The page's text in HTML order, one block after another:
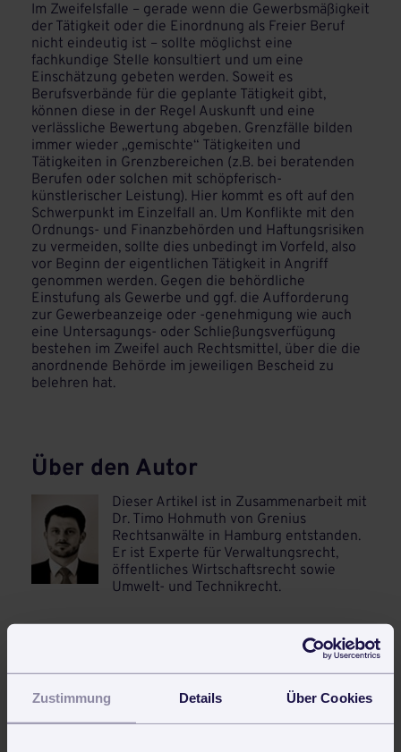
Zustimmung Details Über Cookies
Im Zweifelsfalle – gerade wenn die Gewerbsmäßigkeit
der Tätigkeit oder die Einordnung als Freier Beruf
nicht eindeutig ist – sollte möglichst eine
fachkundige Stelle konsultiert und um eine
Einschätzung gebeten werden. Soweit es
Berufsverbände für die geplante Tätigkeit gibt,
können diese in der Regel Auskunft und eine
verlässliche Bewertung abgeben. Grenzfälle bilden
immer wieder „gemischte“ Tätigkeiten und
Tätigkeiten in Grenzbereichen (z.B. bei beratenden
Berufen oder solchen mit schöpferisch-
künstlerischer Leistung). Hier kommt es oft auf den
Schwerpunkt im Einzelfall an. Um Konflikte mit den
Ordnungs- und Finanzbehörden und Haftungsrisiken
zu vermeiden, sollte dies unbedingt im Vorfeld, also
vor Beginn der eigentlichen Tätigkeit in Angriff
genommen werden. Gegen die behördliche
Einstufung als Gewerbe und ggf. die Aufforderung
zur Gewerbeanzeige oder -genehmigung wie auch
eine Untersagungs- oder Schließungsverfügung
bestehen im Zweifel auch Rechtsmittel, über die die
anordnende Behörde im jeweiligen Bescheid zu
belehren hat.
Über den Autor
Dieser Artikel ist in Zusammenarbeit mit
Dr. Timo Hohmuth von Grenius
Rechtsanwälte in Hamburg entstanden.
Er ist Experte für Verwaltungsrecht,
öffentliches Wirtschaftsrecht sowie
Umwelt- und Technikrecht.
 Bewertet mit durchschnittlich 5.0
Sternen von 125 Lesern.